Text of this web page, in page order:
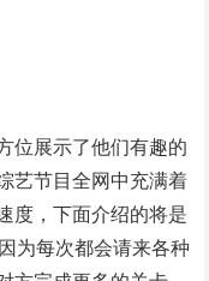
位展示了他们有趣的
艺节目全网中充满着
度，下面介绍的将是
为每次都会请来各种